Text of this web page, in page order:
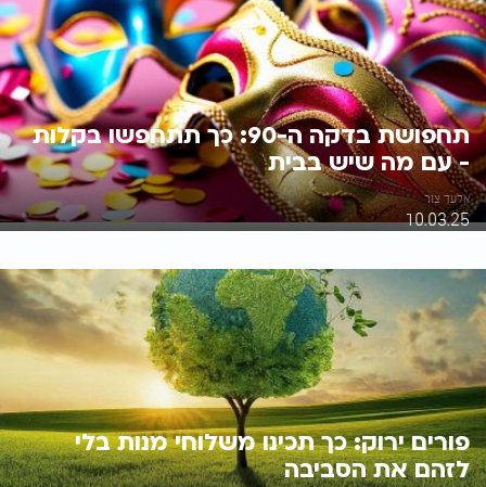
תחפושת בדקה ה-90: כך תתחפשו בקלות
- עם מה שיש בבית
אלעד צור
10.03.25
פורים ירוק: כך תכינו משלוחי מנות בלי
לזהם את הסביבה